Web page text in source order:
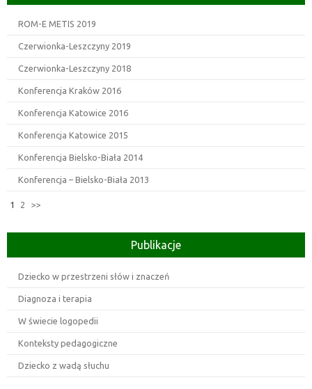
ROM-E METIS 2019
Czerwionka-Leszczyny 2019
Czerwionka-Leszczyny 2018
Konferencja Kraków 2016
Konferencja Katowice 2016
Konferencja Katowice 2015
Konferencja Bielsko-Biała 2014
Konferencja – Bielsko-Biała 2013
1 2 >>
Publikacje
Dziecko w przestrzeni słów i znaczeń
Diagnoza i terapia
W świecie logopedii
Konteksty pedagogiczne
Dziecko z wadą słuchu